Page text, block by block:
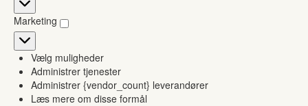
Marketing
Marketing
Vælg muligheder
Administrer tjenester
Administrer {vendor_count} leverandører
Læs mere om disse formål